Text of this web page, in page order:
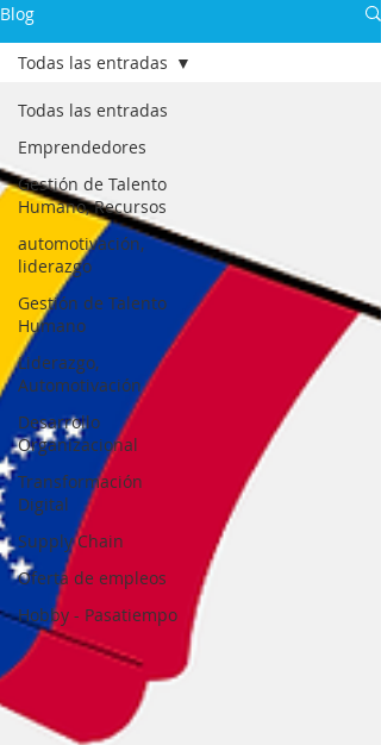
Blog
Todas las entradas
Emprendedores
Gestión de Talento
Humano, Recursos
automotivación,
liderazgo
Gestión de Talento
Humano
Liderazgo,
Automotivación
Desarrollo
Organizacional
Transformación
Digital
Supply Chain
Oferta de empleos
Hobby - Pasatiempo
Todas las entradas